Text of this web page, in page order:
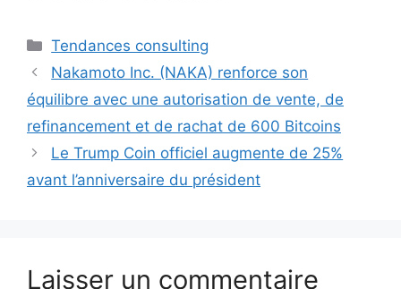
Catégories
Tendances consulting
Nakamoto Inc. (NAKA) renforce son
équilibre avec une autorisation de vente, de
refinancement et de rachat de 600 Bitcoins
Le Trump Coin officiel augmente de 25%
avant l’anniversaire du président
Laisser un commentaire